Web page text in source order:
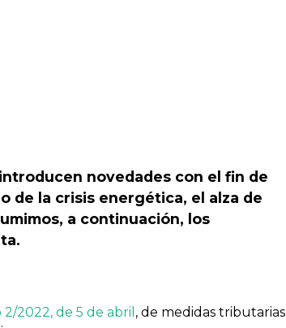
novedades con el fin de
de la crisis energética, el alza de
a continuación, los
2022, de 5 de abril , de medidas tributarias